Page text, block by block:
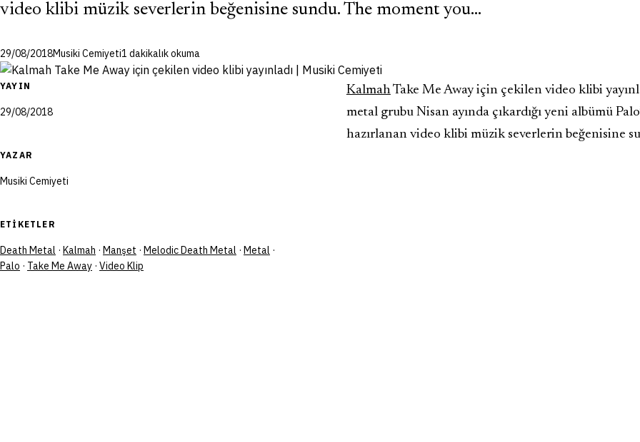
video klibi müzik severlerin beğenisine sundu. The moment you…
29/08/2018Musiki Cemiyeti1 dakikalık okuma
YAYIN
29/08/2018
YAZAR
Musiki Cemiyeti
ETIKETLER
Death Metal · Kalmah · Manşet · Melodic Death Metal · Metal ·
Palo · Take Me Away · Video Klip
KalmahTake Me Away için çekilen video klibi
metal grubu Nisan ayında çıkardığı yeni albümü
hazırlanan video klibi müzik severlerin beğenisine